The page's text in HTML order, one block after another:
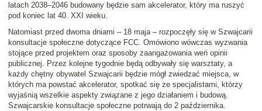
latach 2038–2046 budowany będzie sam akcelerator, który ma ruszyć
pod koniec lat 40. XXI wieku.
Natomiast przed dwoma dniami – 18 maja – rozpoczęły się w Szwajcarii
konsultacje społeczne dotyczące FCC. Omówiono wówczas wyzwania
stojące przed projektem oraz sposoby zaangażowania weń opinii
publicznej. Przez kolejne tygodnie będą odbywały się warsztaty, a
każdy chętny obywatel Szwajcarii będzie mógł zwiedzać miejsca, w
których ma powstać akcelerator, spotkać się ze specjalistami, którzy
wyjaśnią wszelkie aspekty związane z jego działaniem i budową.
Szwajcarskie konsultacje społeczne potrwają do 2 października.